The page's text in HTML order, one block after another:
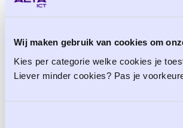
Wij maken gebruik van cookies om
Kies per categorie welke cookies je
Liever minder cookies? Pas je